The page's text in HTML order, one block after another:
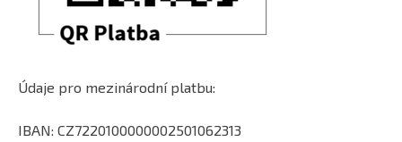
Údaje pro mezinárodní platbu:
IBAN: CZ7220100000002501062313